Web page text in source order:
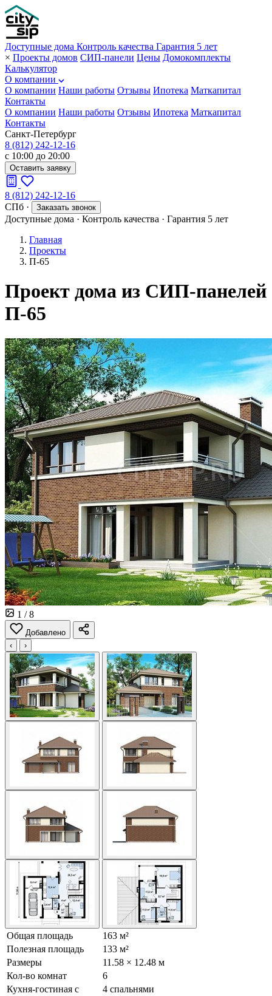
Доступные дома Контроль качества Гарантия 5 лет
× Проекты домов СИП-панели Цены Домокомплекты
Калькулятор
О компании
О компании Наши работы Отзывы Ипотека Маткапитал
Контакты
О компании Наши работы Отзывы Ипотека Маткапитал
Контакты
Санкт-Петербург
8 (812) 242-12-16
с 10:00 до 20:00
Оставить заявку
8 (812) 242-12-16
СПб · Заказать звонок
Доступные дома · Контроль качества · Гарантия 5 лет
Главная
Проекты
П-65
Проект дома из СИП-панелей
П-65
1 / 8
Добавлено
‹
›
Общая площадь
163 м²
Полезная площадь
133 м²
Размеры
11.58 × 12.48 м
Кол-во комнат
6
Кухня-гостиная с
4 спальнями